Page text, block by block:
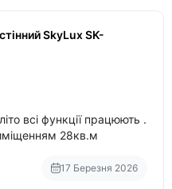
SkyLux SK-
всі функції працюють .
приміщенням 28кв.м
17 Березня 2026